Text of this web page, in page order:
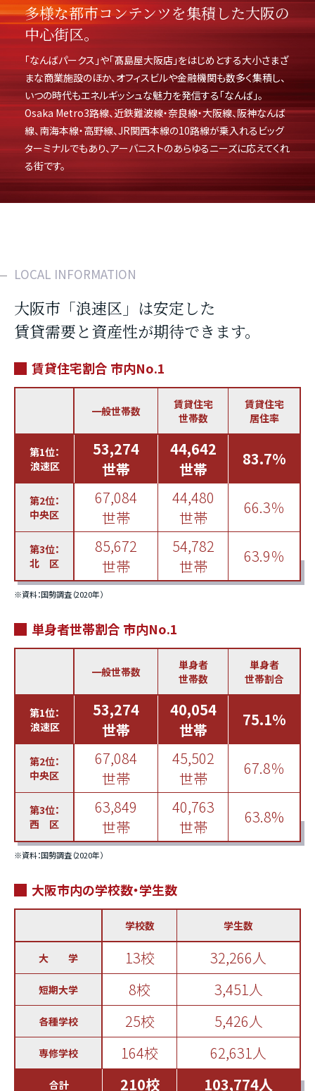
多様な都市コンテンツを集積した大阪の
中心街区。
「なんばパークス」や「髙島屋大阪店」をはじめとする大小さまざ
まな商業施設のほか、オフィスビルや金融機関も数多く集積し、
いつの時代もエネルギッシュな魅力を発信する「なんば」。
Osaka Metro3路線、近鉄難波線・奈良線・大阪線、阪神なんば
線、南海本線・高野線、JR関西本線の10路線が乗入れるビッグ
ターミナルでもあり、アーバニストのあらゆるニーズに応えてくれ
る街です。
LOCAL INFORMATION
大阪市「浪速区」は安定した
賃貸需要と資産性が期待できます。
賃貸住宅割合 市内No.1
一般世帯数
賃貸住宅
世帯数
賃貸住宅
居住率
第1位：
浪速区
53,274
世帯
44,642
世帯
83.7%
第2位：
中央区
67,084
世帯
44,480
世帯
66.3％
第3位：
北 区
85,672
世帯
54,782
世帯
63.9％
※資料：国勢調査（2020年）
単身者世帯割合 市内No.1
一般世帯数
単身者
世帯数
単身者
世帯割合
第1位：
浪速区
53,274
世帯
40,054
世帯
75.1%
第2位：
中央区
67,084
世帯
45,502
世帯
67.8％
第3位：
西 区
63,849
世帯
40,763
世帯
63.8%
※資料：国勢調査（2020年）
大阪市内の学校数・学生数
学校数 学生数
大 学 13校 32,266人
短期大学 8校 3,451人
各種学校 25校 5,426人
専修学校 164校 62,631人
合計 210校 103,774人